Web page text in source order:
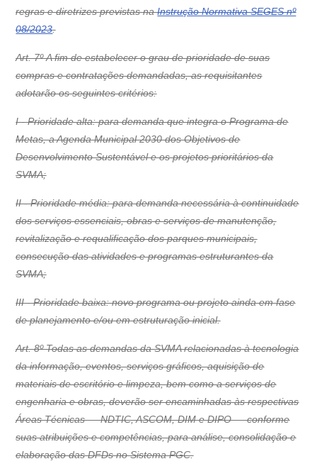
regras e diretrizes previstas naInstrução Normativa SEGES nº
08/2023.
Art. 7º A fim de estabelecer o grau de prioridade de suas
compras e contratações demandadas, as requisitantes
adotarão os seguintes critérios:
I - Prioridade alta: para demanda que integra o Programa de
Metas, a Agenda Municipal 2030 dos Objetivos de
Desenvolvimento Sustentável e os projetos prioritários da
SVMA;
II - Prioridade média: para demanda necessária à continuidade
dos serviços essenciais, obras e serviços de manutenção,
revitalização e requalificação dos parques municipais,
consecução das atividades e programas estruturantes da
SVMA;
III - Prioridade baixa: novo programa ou projeto ainda em fase
de planejamento e/ou em estruturação inicial.
Art. 8º Todas as demandas da SVMA relacionadas à tecnologia
da informação, eventos, serviços gráficos, aquisição de
materiais de escritório e limpeza, bem como a serviços de
engenharia e obras, deverão ser encaminhadas às respectivas
Áreas Técnicas — NDTIC, ASCOM, DIM e DIPO — conforme
suas atribuições e competências, para análise, consolidação e
elaboração das DFDs no Sistema PGC.